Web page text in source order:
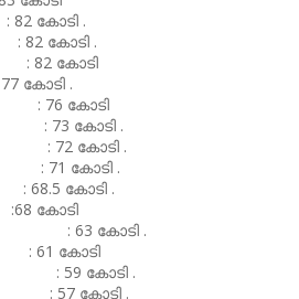
കോടി .
.
കോടി .
കോടി
കോടി .
കോടി .
കോടി .
കോടി .
കോടി
കോടി .
: 61 കോടി
കോടി .
കോടി .